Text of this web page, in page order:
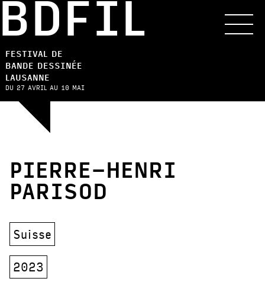
FESTIVAL DE
BANDE DESSINÉE
LAUSANNE
DU 27 AVRIL AU 10 MAI
PIERRE-HENRI
PARISOD
Suisse
2023